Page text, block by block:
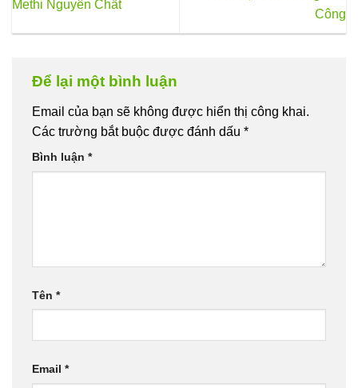
Methi Nguyên Chất
Công
Để lại một bình luận
Email của bạn sẽ không được hiển thị công khai.
Các trường bắt buộc được đánh dấu *
Bình luận *
Tên *
Email *